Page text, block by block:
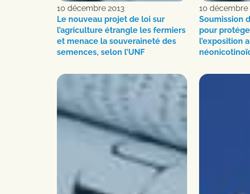
10 décembre 2013
Le nouveau projet de loi sur
l’agriculture étrangle les fermiers
et menace la souveraineté des
semences, selon l’UNF
10 décembre
Soumission
pour
l’exposition